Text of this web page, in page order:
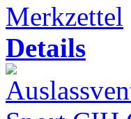
Merkzettel
Details